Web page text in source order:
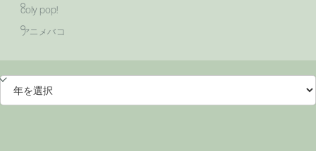
coly pop!
アニメバコ